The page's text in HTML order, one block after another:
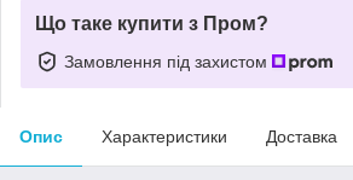
Що таке купити з Пром?
Замовлення під захистом
Опис Характеристики Доставка